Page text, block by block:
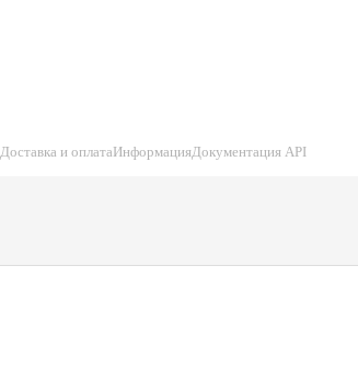
Доставка и оплатаИнформацияДокументация API